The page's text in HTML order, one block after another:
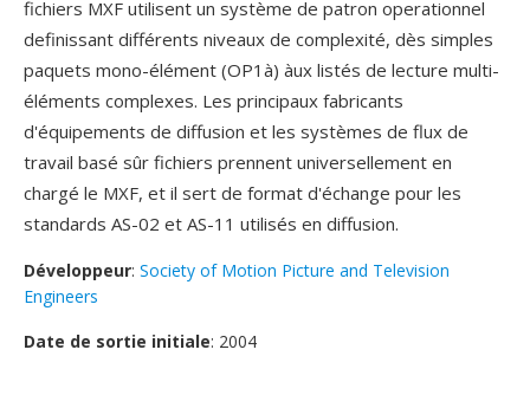
fichiers MXF utilisent un système de patron operationnel
definissant différents niveaux de complexité, dès simples
paquets mono-élément (OP1à) àux listés de lecture multi-
éléments complexes. Les principaux fabricants
d'équipements de diffusion et les systèmes de flux de
travail basé sûr fichiers prennent universellement en
chargé le MXF, et il sert de format d'échange pour les
standards AS-02 et AS-11 utilisés en diffusion.
Développeur: Society of Motion Picture and Television
Engineers
Date de sortie initiale: 2004